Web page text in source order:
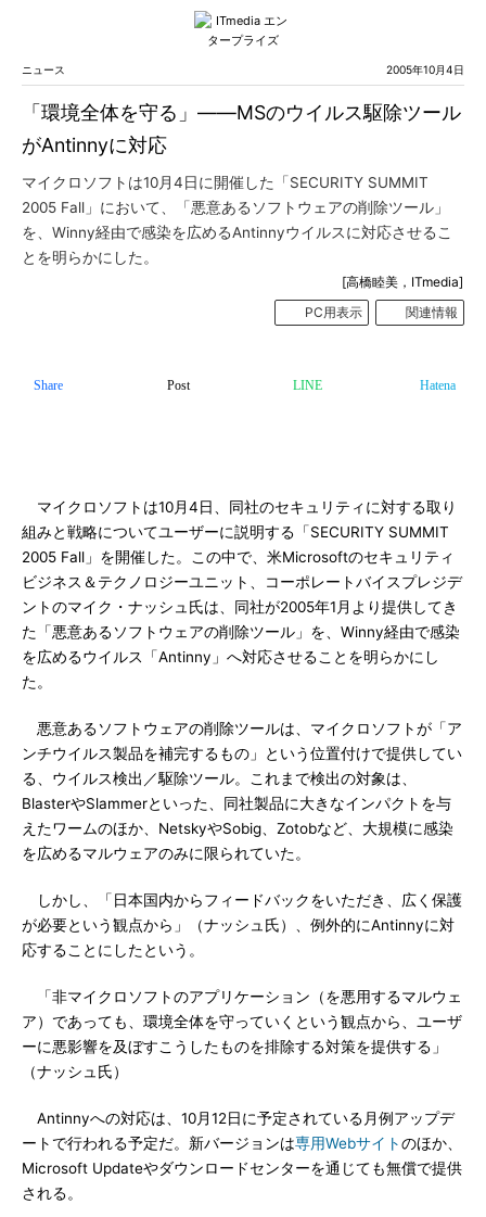
ニュース 2005年10月4日
「環境全体を守る」――MSのウイルス駆除ツール
がAntinnyに対応
マイクロソフトは10月4日に開催した「SECURITY SUMMIT
2005 Fall」において、「悪意あるソフトウェアの削除ツール」
を、Winny経由で感染を広めるAntinnyウイルスに対応させるこ
とを明らかにした。
[高橋睦美，ITmedia]
PC用表示
関連情報
Share Post LINE Hatena
マイクロソフトは10月4日、同社のセキュリティに対する取り
組みと戦略についてユーザーに説明する「SECURITY SUMMIT
2005 Fall」を開催した。この中で、米Microsoftのセキュリティ
ビジネス＆テクノロジーユニット、コーポレートバイスプレジデ
ントのマイク・ナッシュ氏は、同社が2005年1月より提供してき
た「悪意あるソフトウェアの削除ツール」を、Winny経由で感染
を広めるウイルス「Antinny」へ対応させることを明らかにし
た。
悪意あるソフトウェアの削除ツールは、マイクロソフトが「ア
ンチウイルス製品を補完するもの」という位置付けで提供してい
る、ウイルス検出／駆除ツール。これまで検出の対象は、
BlasterやSlammerといった、同社製品に大きなインパクトを与
えたワームのほか、NetskyやSobig、Zotobなど、大規模に感染
を広めるマルウェアのみに限られていた。
しかし、「日本国内からフィードバックをいただき、広く保護
が必要という観点から」（ナッシュ氏）、例外的にAntinnyに対
応することにしたという。
「非マイクロソフトのアプリケーション（を悪用するマルウェ
ア）であっても、環境全体を守っていくという観点から、ユーザ
ーに悪影響を及ぼすこうしたものを排除する対策を提供する」
（ナッシュ氏）
Antinnyへの対応は、10月12日に予定されている月例アップデ
ートで行われる予定だ。新バージョンは専用Webサイトのほか、
Microsoft Updateやダウンロードセンターを通じても無償で提供
される。